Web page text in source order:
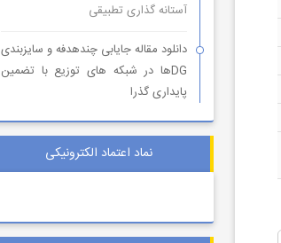
آستانه گذاری تطبیقی
دانلود مقاله جایابی چندهدفه و سایزبندی
DGها در شبکه های توزیع با تضمین
پایداری گذرا
نماد اعتماد الکترونیکی